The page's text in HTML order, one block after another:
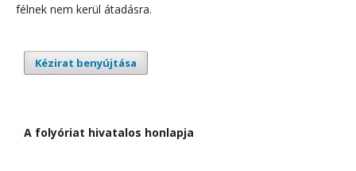
félnek nem kerül átadásra.
Kézirat benyújtása
A folyóriat hivatalos honlapja